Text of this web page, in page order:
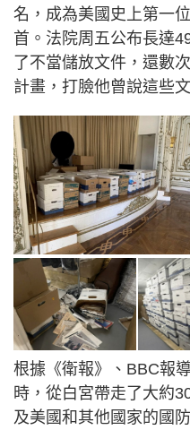
名，成為美國史上第一
首。法院周五公布長達
了不當儲放文件，還數
計畫，打臉他曾說這些
根據《衛報》、BBC報
時，從白宮帶走了大約
及美國和其他國家的國